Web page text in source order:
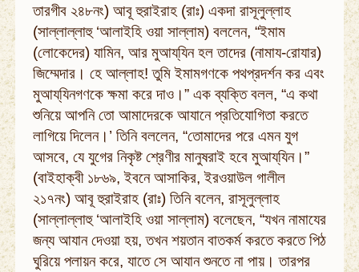
তারগীব ২৪৮নং) আবূ হুরাইরাহ (রাঃ) একদা রাসূলুল্লাহ
(সাল্লাল্লাহু ‘আলাইহি ওয়া সাল্লাম) বললেন, “ইমাম
(লোকেদের) যামিন, আর মুআয্‌যিন হল তাদের (নামায-রোযার)
জিম্মেদার। হে আল্লাহ! তুমি ইমামগণকে পথপ্রদর্শন কর এবং
মুআয্‌যিনগণকে ক্ষমা করে দাও।” এক ব্যক্তি বলল, “এ কথা
শুনিয়ে আপনি তো আমাদেরকে আযানে প্রতিযোগিতা করতে
লাগিয়ে দিলেন।’ তিনি বললেন, “তোমাদের পরে এমন যুগ
আসবে, যে যুগের নিকৃষ্ট শ্রেণীর মানুষরাই হবে মুআয্‌যিন।”
(বাইহাক্বী ১৮৬৯, ইবনে আসাকির, ইরওয়াউল গালীল
২১৭নং) আবূ হুরাইরাহ (রাঃ) তিনি বলেন, রাসূলুল্লাহ
(সাল্লাল্লাহু ‘আলাইহি ওয়া সাল্লাম) বলেছেন, “যখন নামাযের
জন্য আযান দেওয়া হয়, তখন শয়তান বাতকর্ম করতে করতে পিঠ
ঘুরিয়ে পলায়ন করে, যাতে সে আযান শুনতে না পায়। তারপর